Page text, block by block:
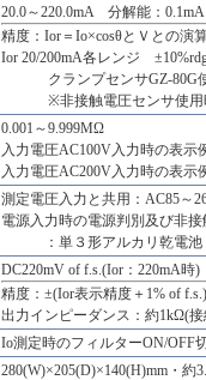
20.0～220.0mA 分解能：0.1mA
精度：Ior＝Io×cosθとＶとの演
Ior 20/200mA各レンジ
クランプセンサGZ-80G使
※非接触電圧センサ使用
0.001～9.999MΩ
入力電圧AC100V入力時の表
入力電圧AC200V入力時の表
測定電圧入力と共用：AC85～
電源入力時の電源判別及び非
：単３形アルカリ乾電池（
DC220mV of f.s.(Ior：220mA時)
精度：±(Ior表示精度＋1% of f.s.)
出力インピーダンス：約1kΩ(
Io測定時のフィルターON/OFF
280(W)×205(D)×140(H)mm・約